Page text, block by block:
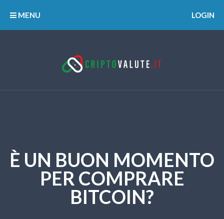
MENU LOGIN
È UN BUON MOMENTO
PER COMPRARE
BITCOIN?